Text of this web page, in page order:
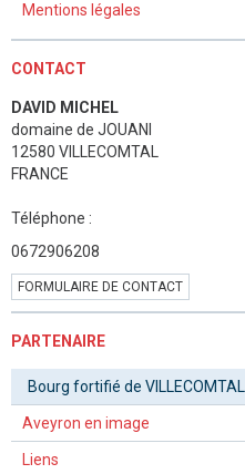
Mentions légales
CONTACT
DAVID MICHEL
domaine de JOUANI
12580 VILLECOMTAL
FRANCE
Téléphone :
0672906208
FORMULAIRE DE CONTACT
PARTENAIRE
Bourg fortifié de VILLECOMTAL
Aveyron en image
Liens